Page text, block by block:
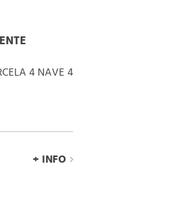
4 NAVE 4
+ INFO